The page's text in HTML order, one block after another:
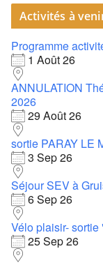
Activités à
Programme
1 Août 26
ANNULATION
2026
29 Août 26
sortie PARAY LE
3 Sep 26
Séjour SEV à
6 Sep 26
Vélo plaisir-
25 Sep 26